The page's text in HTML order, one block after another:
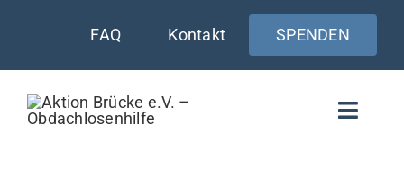
springen
FAQ Kontakt SPENDEN
Toggle